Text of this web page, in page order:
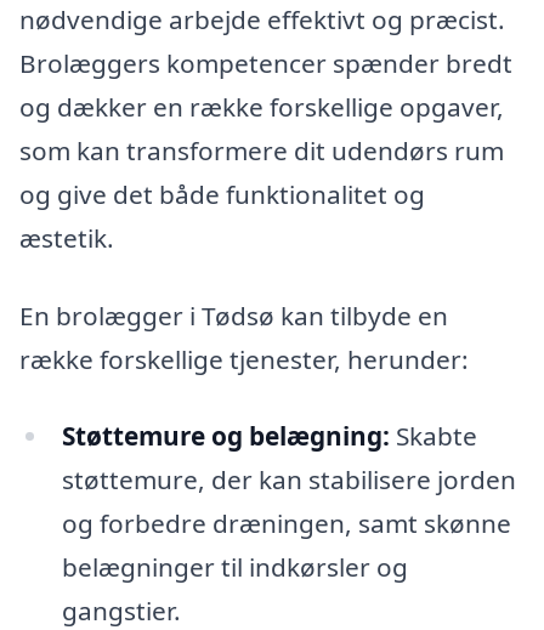
nødvendige arbejde effektivt og præcist.
Brolæggers kompetencer spænder bredt
og dækker en række forskellige opgaver,
som kan transformere dit udendørs rum
og give det både funktionalitet og
æstetik.
En brolægger i Tødsø kan tilbyde en
række forskellige tjenester, herunder:
Støttemure og belægning: Skabte
støttemure, der kan stabilisere jorden
og forbedre dræningen, samt skønne
belægninger til indkørsler og
gangstier.